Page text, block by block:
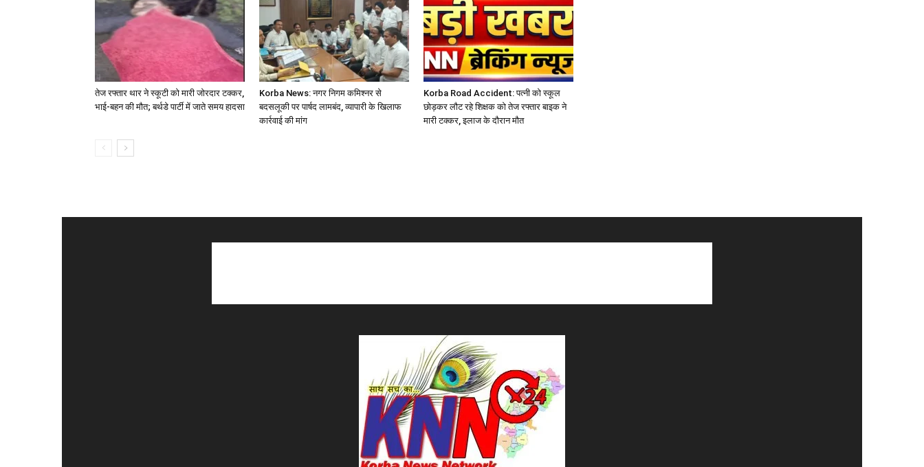
तेज रफ्तार थार ने स्कूटी को मारी जोरदार टक्कर,
भाई-बहन की मौत; बर्थडे पार्टी में जाते समय हादसा
Korba News: नगर निगम कमिश्नर से
बदसलूकी पर पार्षद लामबंद, व्यापारी के खिलाफ
कार्रवाई की मांग
Korba Road Accident: पत्नी को स्कूल
छोड़कर लौट रहे शिक्षक को तेज रफ्तार बाइक ने
मारी टक्कर, इलाज के दौरान मौत